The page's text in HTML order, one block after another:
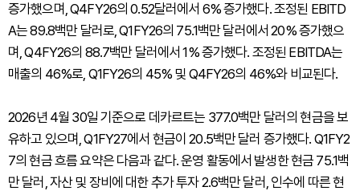
증가했으며, Q4FY26의 0.52달러에서 6% 증가했다. 조정된 EBITD
A는 89.8백만 달러로, Q1FY26의 75.1백만 달러에서 20% 증가했으
며, Q4FY26의 88.7백만 달러에서 1% 증가했다. 조정된 EBITDA는
매출의 46%로, Q1FY26의 45% 및 Q4FY26의 46%와 비교된다.
2026년 4월 30일 기준으로 데카르트는 377.0백만 달러의 현금을 보
유하고 있으며, Q1FY27에서 현금이 20.5백만 달러 증가했다. Q1FY2
7의 현금 흐름 요약은 다음과 같다. 운영 활동에서 발생한 현금 75.1백
만 달러, 자산 및 장비에 대한 추가 투자 2.6백만 달러, 인수에 따른 현